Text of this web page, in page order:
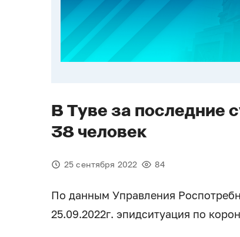
В Туве за последние
38 человек
25 сентября 2022 84
По данным Управления
25.09.2022г. эпидситуация по